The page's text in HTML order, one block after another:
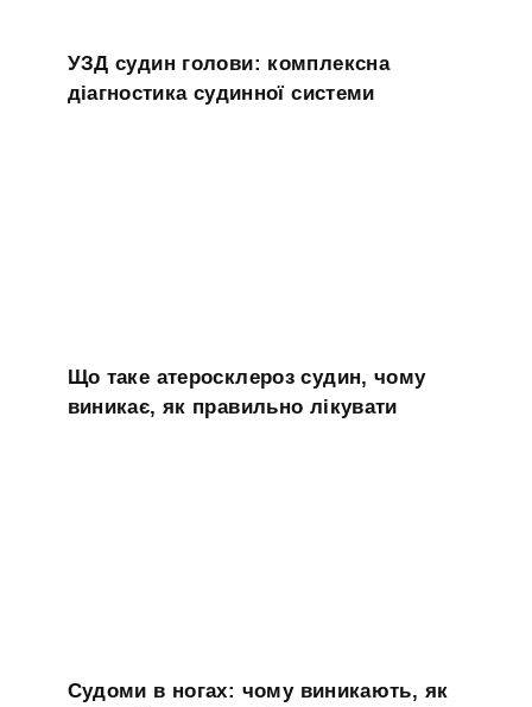
УЗД судин голови: комплексна
діагностика судинної системи
Що таке атеросклероз судин, чому
виникає, як правильно лікувати
Судоми в ногах: чому виникають, як